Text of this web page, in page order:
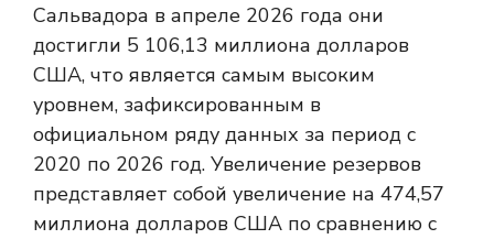
Сальвадора в апреле 2026 года они
достигли 5 106,13 миллиона долларов
США, что является самым высоким
уровнем, зафиксированным в
официальном ряду данных за период с
2020 по 2026 год. Увеличение резервов
представляет собой увеличение на 474,57
миллиона долларов США по сравнению с